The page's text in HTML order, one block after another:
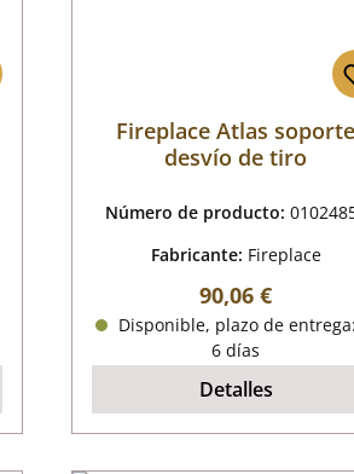
Fireplace Atlas soporte
desvío de tiro
Número de producto:
Fabricante: Fireplace
Precio normal:
90,06 €
Disponible, plazo de
6 días
Detalles